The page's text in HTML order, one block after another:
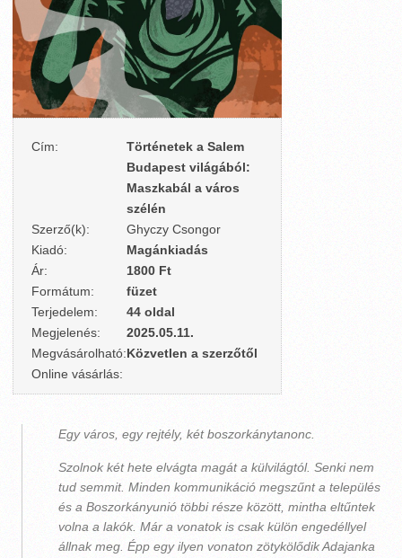
Cím:
Történetek a Salem
Budapest világából:
Maszkabál a város
szélén
Szerző(k):
Ghyczy Csongor
Kiadó:
Magánkiadás
Ár:
1800 Ft
Formátum:
füzet
Terjedelem:
44 oldal
Megjelenés:
2025.05.11.
Megvásárolható:Közvetlen a szerzőtől
Online vásárlás:
Egy város, egy rejtély, két boszorkánytanonc.
Szolnok két hete elvágta magát a külvilágtól. Senki nem
tud semmit. Minden kommunikáció megszűnt a település
és a Boszorkányunió többi része között, mintha eltűntek
volna a lakók. Már a vonatok is csak külön engedéllyel
állnak meg. Épp egy ilyen vonaton zötykölődik Adajanka